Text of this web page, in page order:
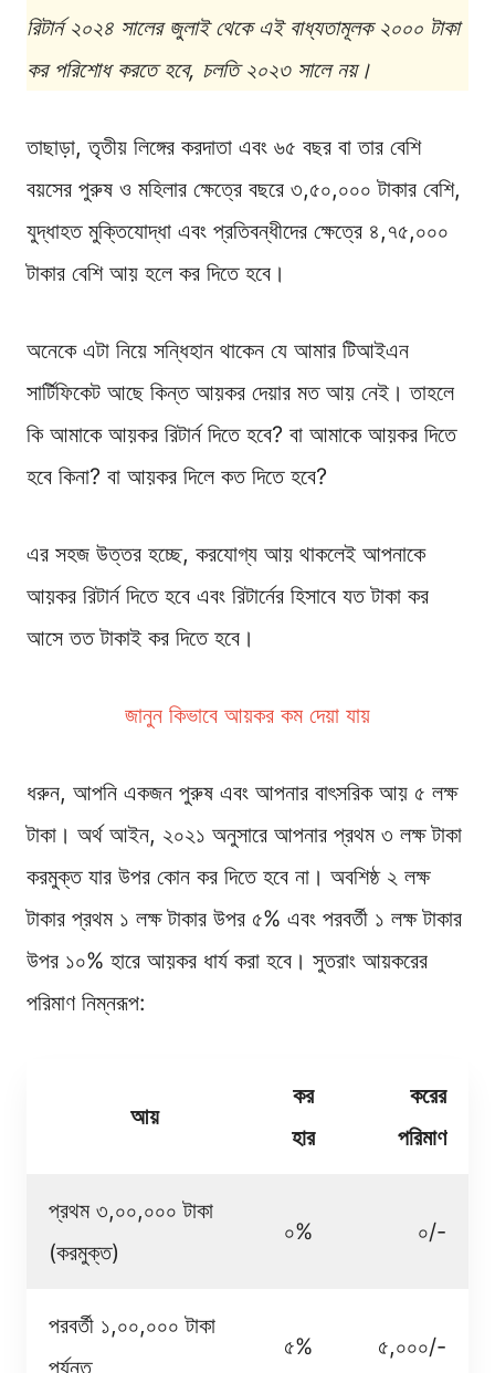
রিটার্ন ২০২৪ সালের জুলাই থেকে এই বাধ্যতামূলক ২০০০ টাকা
কর পরিশোধ করতে হবে, চলতি ২০২৩ সালে নয়।
তাছাড়া, তৃতীয় লিঙ্গের করদাতা এবং ৬৫ বছর বা তার বেশি
বয়সের পুরুষ ও মহিলার ক্ষেত্রে বছরে ৩,৫০,০০০ টাকার বেশি,
যুদ্ধাহত মুক্তিযোদ্ধা এবং প্রতিবন্ধীদের ক্ষেত্রে ৪,৭৫,০০০
টাকার বেশি আয় হলে কর দিতে হবে।
অনেকে এটা নিয়ে সন্ধিহান থাকেন যে আমার টিআইএন
সার্টিফিকেট আছে কিন্ত আয়কর দেয়ার মত আয় নেই। তাহলে
কি আমাকে আয়কর রিটার্ন দিতে হবে? বা আমাকে আয়কর দিতে
হবে কিনা? বা আয়কর দিলে কত দিতে হবে?
এর সহজ উত্তর হচ্ছে, করযোগ্য আয় থাকলেই আপনাকে
আয়কর রিটার্ন দিতে হবে এবং রিটার্নের হিসাবে যত টাকা কর
আসে তত টাকাই কর দিতে হবে।
জানুন কিভাবে আয়কর কম দেয়া যায়
ধরুন, আপনি একজন পুরুষ এবং আপনার বাৎসরিক আয় ৫ লক্ষ
টাকা। অর্থ আইন, ২০২১ অনুসারে আপনার প্রথম ৩ লক্ষ টাকা
করমুক্ত যার উপর কোন কর দিতে হবে না। অবশিষ্ঠ ২ লক্ষ
টাকার প্রথম ১ লক্ষ টাকার উপর ৫% এবং পরবর্তী ১ লক্ষ টাকার
উপর ১০% হারে আয়কর ধার্য করা হবে। সুতরাং আয়করের
পরিমাণ নিম্নরূপ:
আয়
কর
হার
করের
পরিমাণ
প্রথম ৩,০০,০০০ টাকা
(করমুক্ত)
০% ০/-
পরবর্তী ১,০০,০০০ টাকা
পর্যন্ত
৫% ৫,০০০/-